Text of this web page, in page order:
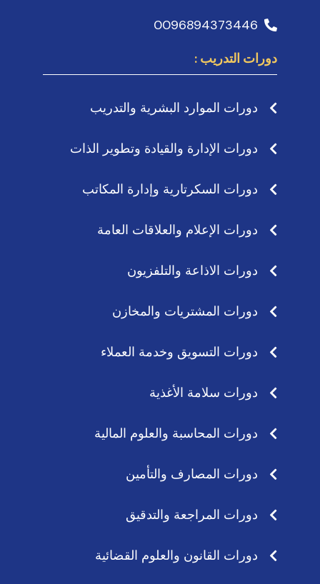
0096894373446
دورات التدريب :
دورات الموارد البشرية والتدريب
دورات الإدارة والقيادة وتطوير الذات
دورات السكرتارية وإدارة المكاتب
دورات الإعلام والعلاقات العامة
دورات الاذاعة والتلفزيون
دورات المشتريات والمخازن
دورات التسويق وخدمة العملاء
دورات سلامة الأغذية
دورات المحاسبة والعلوم المالية
دورات المصارف والتأمين
دورات المراجعة والتدقيق
دورات القانون والعلوم القضائية